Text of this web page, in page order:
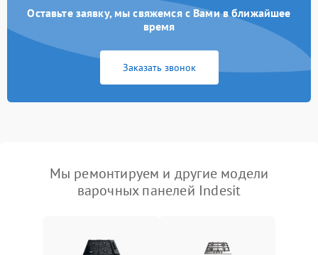
Оставьте заявку, мы свяжемся с Вами в ближайшее
время
Заказать звонок
Мы ремонтируем и другие модели
варочных панелей Indesit